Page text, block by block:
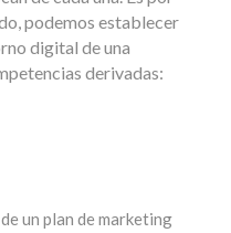
podemos establecer
digital de una
derivadas:
un plan de marketing